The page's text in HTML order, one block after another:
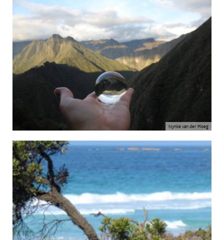
Nynke van der Ploeg